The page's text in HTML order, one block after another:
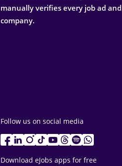
manually verifies every job ad and
company.
Follow us on social media
Download eJobs apps for free